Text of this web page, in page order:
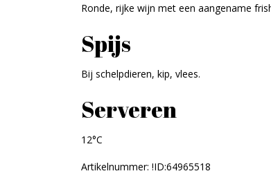
Ronde, rijke wijn met een aangename
Spijs
Bij schelpdieren, kip, vlees.
Serveren
12°C
Artikelnummer: !ID:64965518